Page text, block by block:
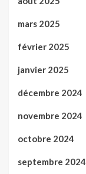
mars 2025
février 2025
janvier 2025
décembre 2024
novembre 2024
octobre 2024
septembre 2024